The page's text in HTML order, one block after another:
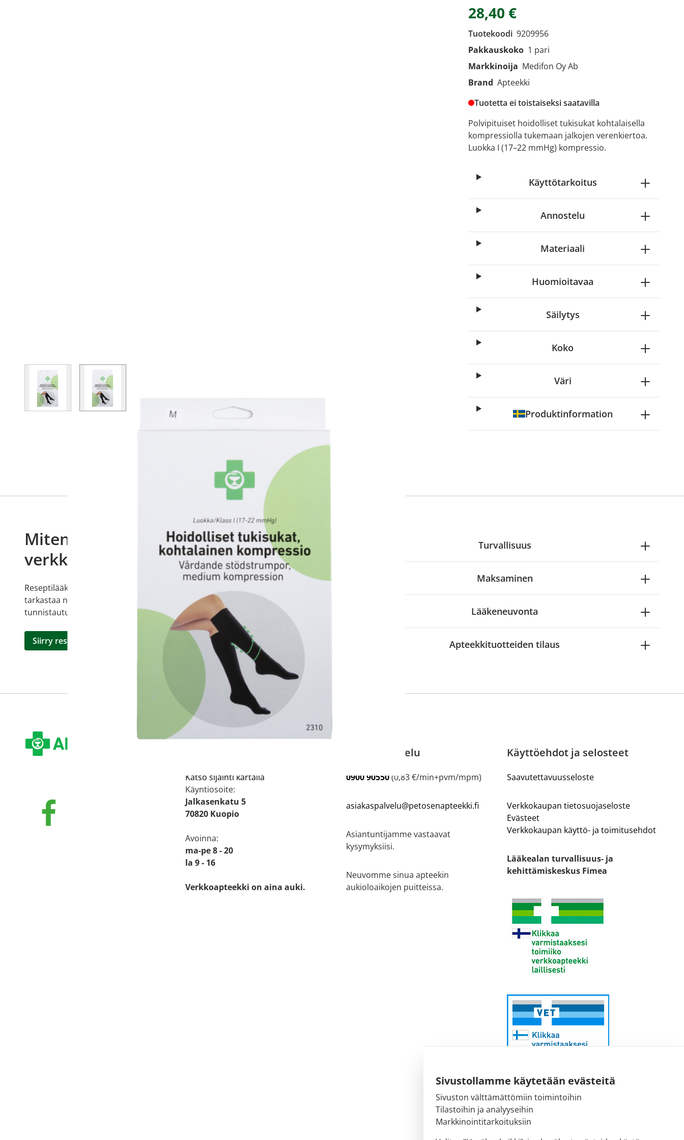
Sivustollamme käytetään evästeitä
Sivuston välttämättömiin toimintoihin
Tilastoihin ja analyyseihin
Markkinointitarkoituksiin
View larger imageView larger image
28,40 €
Tuotekoodi 9209956
Pakkauskoko 1 pari
Markkinoija Medifon Oy Ab
Brand Apteekki
Tuotetta ei toistaiseksi saatavilla
Polvipituiset hoidolliset tukisukat kohtalaisella
kompressiolla tukemaan jalkojen verenkiertoa.
Luokka I (17–22 mmHg) kompressio.
Käyttötarkoitus
Annostelu
Materiaali
Huomioitavaa
Säilytys
Koko
Väri
Produktinformation
Miten tilaan reseptilääkkeitä
verkkoapteekista?
Reseptilääkkeiden tilaaminen edellyttää voimassa olevaa reseptiä, ja voit
tarkastaa ne
-palvelusta. Tilausta varten sinun pitää ensin
tunnistautua. Apteekki käsittelee tilauksesi, jonka jälkeen voit maksaa ostoksesi.
Siirry reseptilääketilaukseen
Turvallisuus
Maksaminen
Lääkeneuvonta
Apteekkituotteiden tilaus
Katso sijainti kartalla
Käyntiosoite:
Jalkasenkatu 5
70820 Kuopio
Avoinna:
ma-pe 8 - 20
la 9 - 16
Verkkoapteekki on aina auki.
Asiakaspalvelu
0900 90550(0,83 €/min+pvm/mpm)
asiakaspalvelu@petosenapteekki.fi
Asiantuntijamme vastaavat
kysymyksiisi.
Neuvomme sinua apteekin
aukioloaikojen puitteissa.
Käyttöehdot ja selosteet
Saavutettavuusseloste
Verkkokaupan tietosuojaseloste
Evästeet
Verkkokaupan käyttö- ja toimitusehdot
Lääkealan turvallisuus- ja
kehittämiskeskus Fimea
Sähköpostiosoite:
kirjaamo@fimea.fi